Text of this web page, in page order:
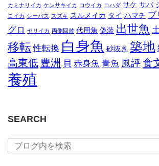
カミナリイカ ケンサキイカ コウイカ コハダ サケ サバ
ロイカ シーバス スズキ スルメイカ タイ ハマチ ブ
グロ ヤリイカ 両側回遊 代用魚 偽装 出世魚
移転 性転換 白身魚 砂抜き 築地
高東低 豊洲 貝 赤身魚 青魚 風評食
養殖
SEARCH